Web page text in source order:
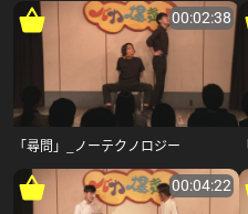
00:02:38
「尋問」_ノーテクノロジー
00:04:22